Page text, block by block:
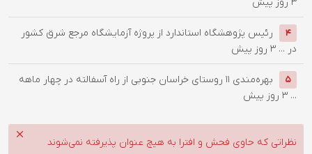
4
رئیس پژوهشگاه استاندارد از پروژه آزمایشگاه مرجع شرق کشور
در ... 3 روز پیش
5
بهره‌مندی ۱۱ روستای خراسان جنوبی از راه آسفالته در چهار ماهه
... 3 روز پیش
نظراتی که حاوی فحش و افترا به هیچ عنوان پذیرفته نمی‌شوند